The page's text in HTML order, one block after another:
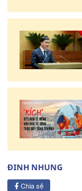
ĐINH NHUNG
Chia sẻ